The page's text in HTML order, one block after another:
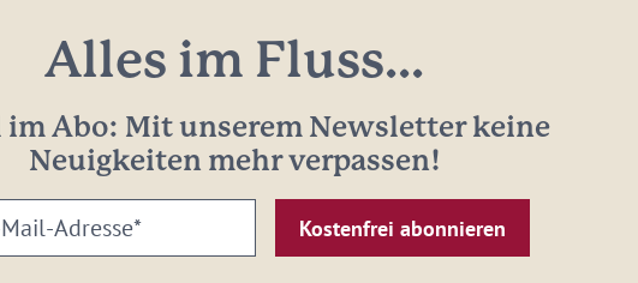
Alles im Fluss...
im Abo: Mit unserem Newsletter keine
Neuigkeiten mehr verpassen!